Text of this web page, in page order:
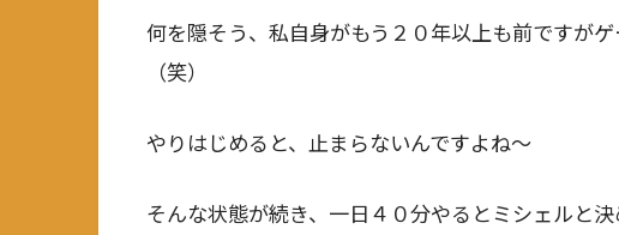
何を隠そう、私自身がもう２０年以上も前ですが
（笑）
やりはじめると、止まらないんですよね～
そんな状態が続き、一日４０分やるとミシェルと